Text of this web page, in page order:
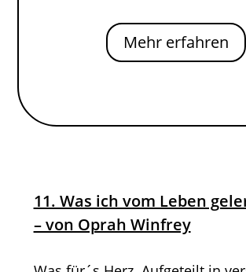
Mehr erfahren
11. Was ich vom Leben
– von Oprah Winfrey